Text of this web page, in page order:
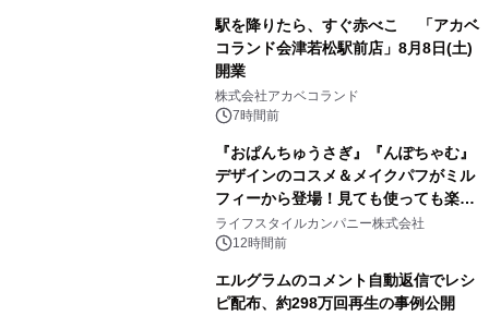
駅を降りたら、すぐ赤べこ 「アカベ
コランド会津若松駅前店」8月8日(土)
開業
株式会社アカベコランド
7時間前
『おぱんちゅうさぎ』『んぽちゃむ』
デザインのコスメ＆メイクパフがミル
フィーから登場！見ても使っても楽し
い、ポップでキュートなコレクショ
ン。
ライフスタイルカンパニー株式会社
12時間前
エルグラムのコメント自動返信でレシ
ピ配布、約298万回再生の事例公開